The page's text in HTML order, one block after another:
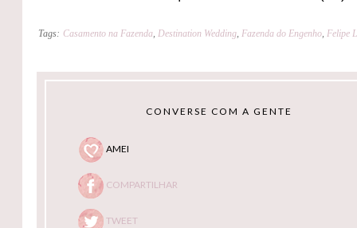
Tags: Casamento na Fazenda,Destination Wedding,Fazenda do Engenho,Felipe
CONVERSE COM A GENTE
AMEI
COMPARTILHAR
TWEET